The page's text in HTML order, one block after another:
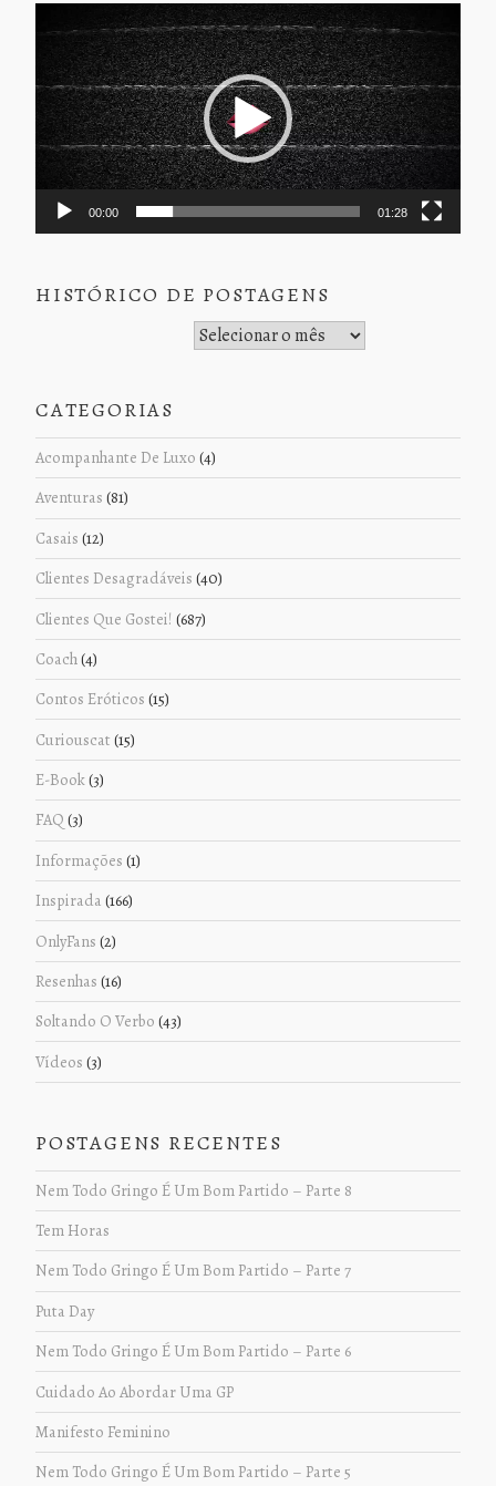
de
vídeo
00:00 01:28
HISTÓRICO DE POSTAGENS
CATEGORIAS
Acompanhante De Luxo (4)
Aventuras (81)
Casais (12)
Clientes Desagradáveis (40)
Clientes Que Gostei! (687)
Coach(4)
Contos Eróticos (15)
Curiouscat (15)
E-Book(3)
FAQ (3)
Informações (1)
Inspirada (166)
OnlyFans (2)
Resenhas (16)
Soltando O Verbo (43)
Vídeos (3)
POSTAGENS RECENTES
Nem Todo Gringo É Um Bom Partido – Parte 8
Tem Horas
Nem Todo Gringo É Um Bom Partido – Parte 7
Puta Day
Nem Todo Gringo É Um Bom Partido – Parte 6
Cuidado Ao Abordar Uma GP
Manifesto Feminino
Nem Todo Gringo É Um Bom Partido – Parte 5